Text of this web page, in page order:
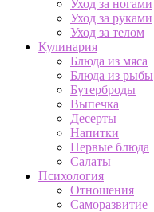
Уход за ногами
Уход за руками
Уход за телом
Кулинария
Блюда из мяса
Блюда из рыбы
Бутерброды
Выпечка
Десерты
Напитки
Первые блюда
Салаты
Психология
Отношения
Саморазвитие